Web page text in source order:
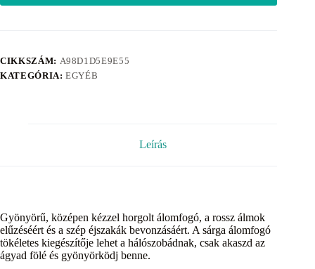
CIKKSZÁM: A98D1D5E9E55
KATEGÓRIA:EGYÉB
Leírás
Gyönyörű, középen kézzel horgolt álomfogó, a rossz álmok
elűzéséért és a szép éjszakák bevonzásáért. A sárga álomfogó
tökéletes kiegészítője lehet a hálószobádnak, csak akaszd az
ágyad fölé és gyönyörködj benne.